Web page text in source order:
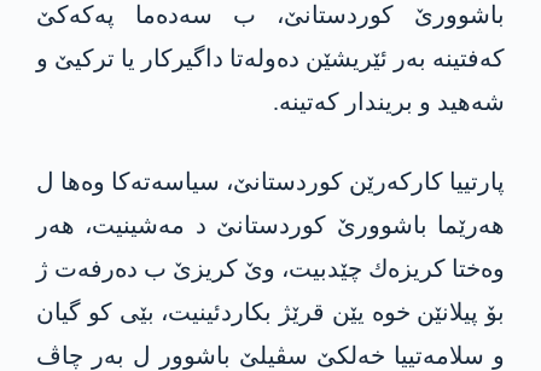
باشوورێ كوردستانێ، ب سه‌ده‌ما په‌كه‌كێ
كه‌فتینه‌ به‌ر ئێریشێن ده‌وله‌تا داگیركار یا تركیێ و
شه‌هید و بریندار كه‌تینه‌.
پارتییا كاركه‌رێن كوردستانێ، سیاسه‌ته‌كا وه‌ها ل
هه‌رێما باشوورێ كوردستانێ د مه‌شینیت، هه‌ر
وه‌ختا كریزه‌ك چێدبیت، وێ كریزێ ب ده‌رفه‌ت ژ
بۆ پیلانێن خوه‌ یێن قرێژ بكاردئینیت، بێی كو گیان
و سلامه‌تییا خه‌لكێ سڤیلێ باشوور ل به‌ر چاڤ